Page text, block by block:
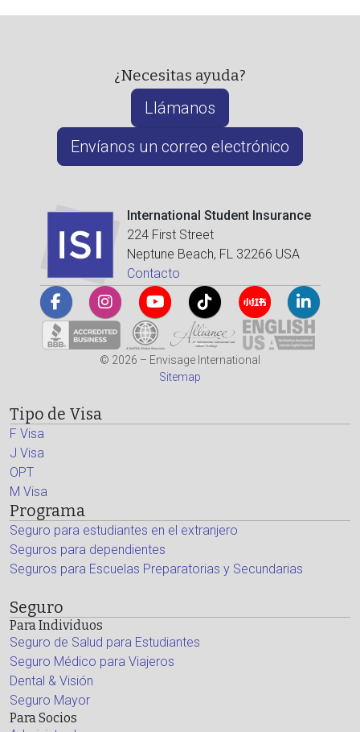
¿Necesitas ayuda?
Llámanos
Envíanos un correo electrónico
International Student Insurance
224 First Street
Neptune Beach, FL 32266 USA
Contacto
© 2026 – Envisage International
Sitemap
Tipo de Visa
F Visa
J Visa
OPT
M Visa
Programa
Seguro para estudiantes en el extranjero
Seguros para dependientes
Seguros para Escuelas Preparatorias y Secundarias
Seguro
Para Individuos
Seguro de Salud para Estudiantes
Seguro Médico para Viajeros
Dental & Visión
Seguro Mayor
Para Socios